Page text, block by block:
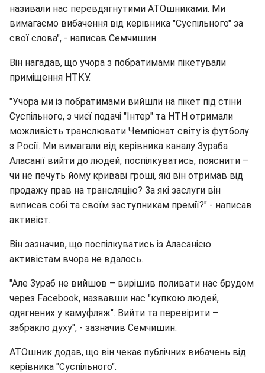
називали нас перевдягнутими АТОшниками. Ми
вимагаємо вибачення від керівника "Суспільного" за
свої слова", - написав Семчишин.
Він нагадав, що учора з побратимами пікетували
приміщення НТКУ.
"Учора ми із побратимами вийшли на пікет під стіни
Суспільного, з чиєї подачі "Інтер" та НТН отримали
можливість транслювати Чемпіонат світу із футболу
з Росії. Ми вимагали від керівника каналу Зураба
Аласанії вийти до людей, поспілкуватись, пояснити –
чи не печуть йому криваві гроші, які він отримав від
продажу прав на трансляцію? За які заслуги він
виписав собі та своїм заступникам премії?" - написав
активіст.
Він зазначив, що поспілкуватись із Аласанією
активістам вчора не вдалось.
"Але Зураб не вийшов – вирішив поливати нас брудом
через Facebook, назвавши нас "купкою людей,
одягнених у камуфляж". Вийти та перевірити –
забракло духу", - зазначив Семчишин.
АТОшник додав, що він чекає публічних вибачень від
керівника "Суспільного".